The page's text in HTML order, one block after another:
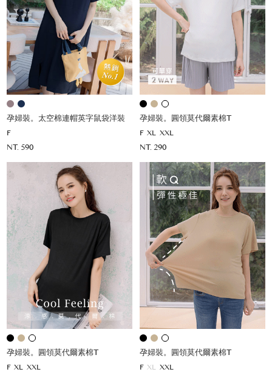
孕婦裝。太空棉連帽英字鼠袋洋裝
F
NT. 590
孕婦裝。圓領莫代爾素棉T
F XL XXL
NT. 290
孕婦裝。圓領莫代爾素棉T
F XL XXL
孕婦裝。圓領莫代爾素棉T
F XL XXL